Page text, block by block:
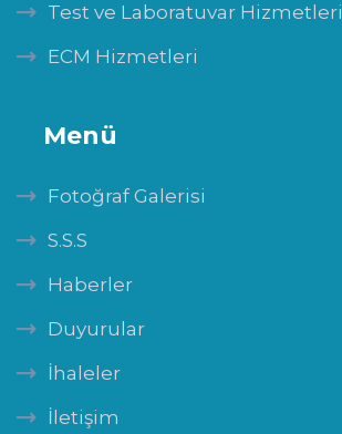
Test ve Laboratuvar Hizmetleri
ECM Hizmetleri
Menü
Fotoğraf Galerisi
S.S.S
Haberler
Duyurular
İhaleler
İletişim